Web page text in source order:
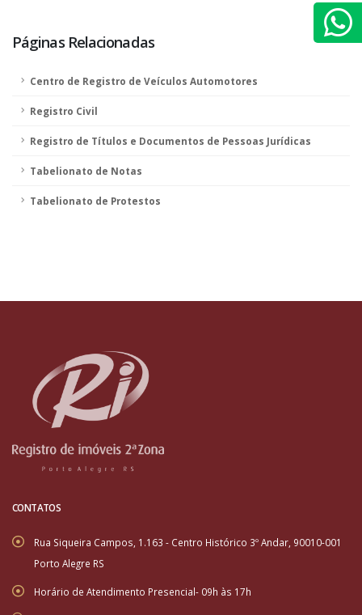
Páginas Relacionadas
Centro de Registro de Veículos Automotores
Registro Civil
Registro de Títulos e Documentos de Pessoas Jurídicas
Tabelionato de Notas
Tabelionato de Protestos
CONTATOS
Rua Siqueira Campos, 1.163 - Centro Histórico 3º Andar, 90010-001
Porto Alegre RS
Horário de Atendimento Presencial- 09h às 17h